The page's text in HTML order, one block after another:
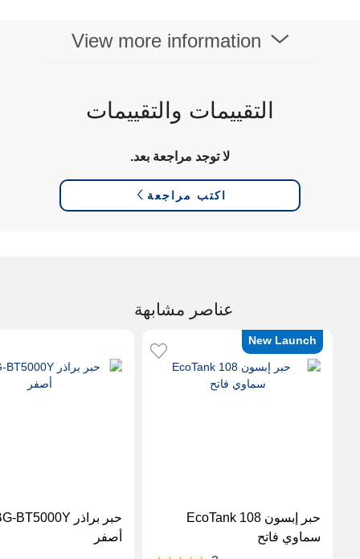
View more information
التقييمات والتقييمات
لا توجد مراجعة بعد.
اكتب مراجعة
عناصر مشابهة
New Launch
حبر إبسون EcoTank 108
سماوي فاتح
أصفر